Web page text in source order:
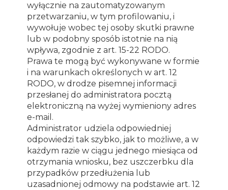
wyłącznie na zautomatyzowanym
przetwarzaniu, w tym profilowaniu, i
wywołuje wobec tej osoby skutki prawne
lub w podobny sposób istotnie na nią
wpływa, zgodnie z art. 15-22 RODO.
Prawa te mogą być wykonywane w formie
i na warunkach określonych w art. 12
RODO, w drodze pisemnej informacji
przesłanej do administratora pocztą
elektroniczną na wyżej wymieniony adres
e-mail.
Administrator udziela odpowiedniej
odpowiedzi tak szybko, jak to możliwe, a w
każdym razie w ciągu jednego miesiąca od
otrzymania wniosku, bez uszczerbku dla
przypadków przedłużenia lub
uzasadnionej odmowy na podstawie art. 12